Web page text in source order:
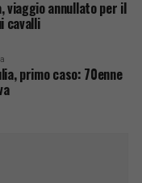
viaggio annullato per il
cavalli
primo caso: 70enne